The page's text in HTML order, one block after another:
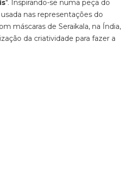
". Inspirando-se numa peça do
nas representações do
máscaras de Seraikala, na Índia,
da criatividade para fazer a